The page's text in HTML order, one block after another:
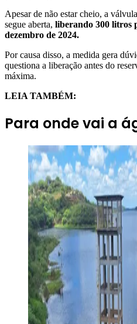
Apesar de não estar cheio, a
segue aberta, liberando 300 litros
dezembro de 2024.
Por causa disso, a medida gera
questiona a liberação antes do
máxima.
LEIA TAMBÉM:
Para onde vai a